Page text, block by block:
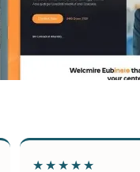
★★★★★